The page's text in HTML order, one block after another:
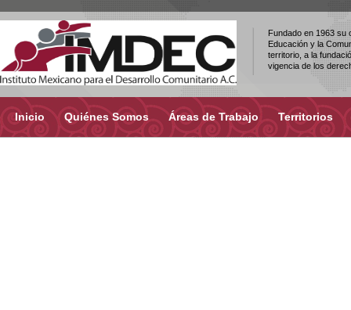
Fundado en 1963 su
Educación y la
territorio, a la
vigencia de los
Inicio Quiénes Somos Áreas de Trabajo Territorios